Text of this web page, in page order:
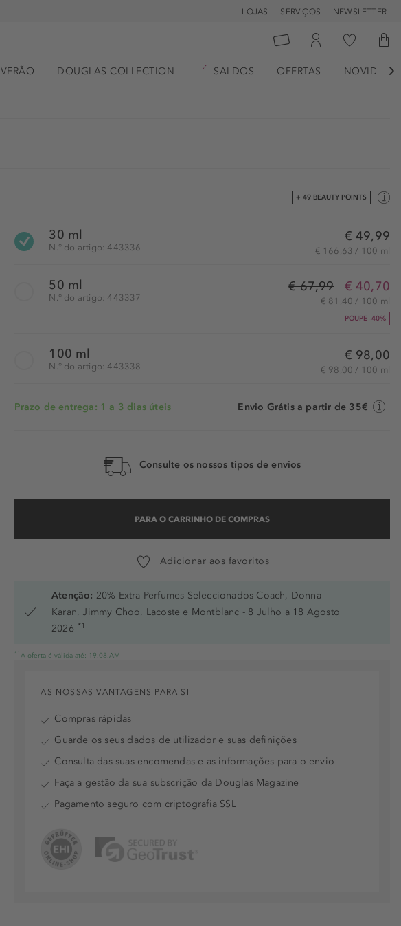
LOJAS SERVIÇOS NEWSLETTER
VERÃO DOUGLAS COLLECTION SALDOS OFERTAS 
+ 49 BEAUTY POINTS
30 ml
N.° do artigo: 443336
€ 49,99
€ 166,63 / 100 ml
50 ml
N.° do artigo: 443337
€ 67,99 € 40,70
€ 81,40 / 100 ml
POUPE -40%
100 ml
N.° do artigo: 443338
€ 98,00
€ 98,00 / 100 ml
Prazo de entrega: 1 a 3 dias úteis Envio Grátis a partir de 35€
Consulte os nossos tipos de envios
PARA O CARRINHO DE COMPRAS
Adicionar aos favoritos
Atenção: 20% Extra Perfumes Seleccionados Coach, Donna
Karan, Jimmy Choo, Lacoste e Montblanc - 8 Julho a 18 Agosto
2026 *1
*1 A oferta é válida até: 19.08.AM
AS NOSSAS VANTAGENS PARA SI
Compras rápidas
Guarde os seus dados de utilizador e suas definições
Consulta das suas encomendas e as informações para o envio
Faça a gestão da sua subscrição da Douglas Magazine
Pagamento seguro com criptografia SSL